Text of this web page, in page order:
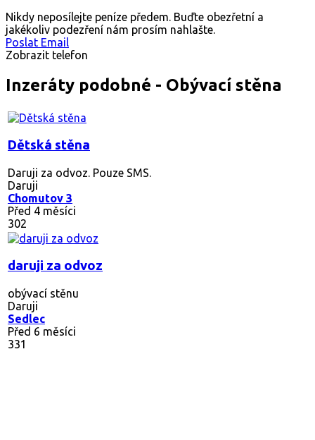
Nikdy neposílejte peníze předem. Buďte obezřetní a
jakékoliv podezření nám prosím nahlašte.
Poslat Email
Zobrazit telefon
Inzeráty podobné - Obývací stěna
Dětská stěna
Daruji za odvoz. Pouze SMS.
Daruji
Chomutov 3
Před 4 měsíci
302
daruji za odvoz
obývací stěnu
Daruji
Sedlec
Před 6 měsíci
331